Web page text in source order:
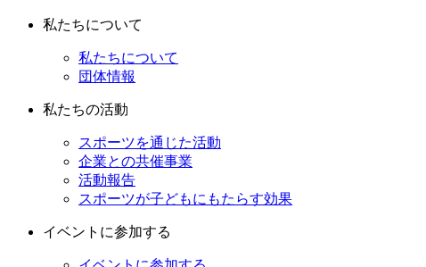
私たちについて
私たちについて
団体情報
私たちの活動
スポーツを通じた活動
企業との共催事業
活動報告
スポーツが子どもにもたらす効果
イベントに参加する